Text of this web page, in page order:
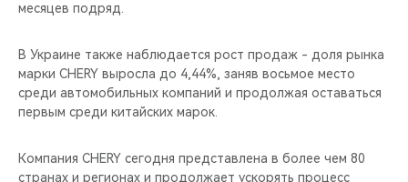
месяцев подряд.
В Украине также наблюдается рост продаж - доля рынка
марки CHERY выросла до 4,44%, заняв восьмое место
среди автомобильных компаний и продолжая оставаться
первым среди китайских марок.
Компания CHERY сегодня представлена в более чем 80
странах и регионах и продолжает ускорять процесс